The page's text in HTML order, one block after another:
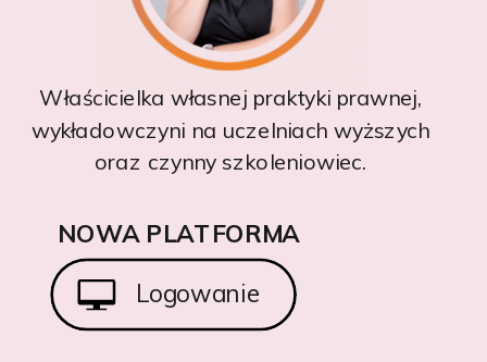
Właścicielka własnej praktyki prawnej,
wykładowczyni na uczelniach wyższych
oraz czynny szkoleniowiec.
Logowanie
NOWA PLATFORMA